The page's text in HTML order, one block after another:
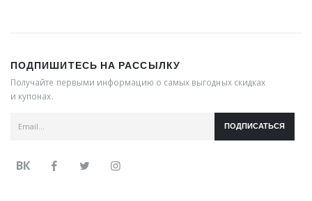
ПОДПИШИТЕСЬ НА РАССЫЛКУ
Получайте первыми информацию о самых выгодных скидках
и купонах.
ПОДПИСАТЬСЯ
ВК